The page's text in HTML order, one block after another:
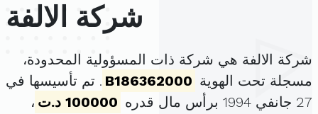
شركة الالفة
شركة الالفة هي شركة ذات المسؤولية المحدودة،
مسجلة تحت الهوية B186362000 . تم تأسيسها في
27 جانفي 1994 برأس مال قدره
100000 د.ت
،